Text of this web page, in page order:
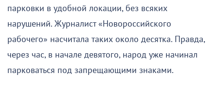
парковки в удобной локации, без всяких
нарушений. Журналист «Новороссийского
рабочего» насчитала таких около десятка. Правда,
через час, в начале девятого, народ уже начинал
парковаться под запрещающими знаками.